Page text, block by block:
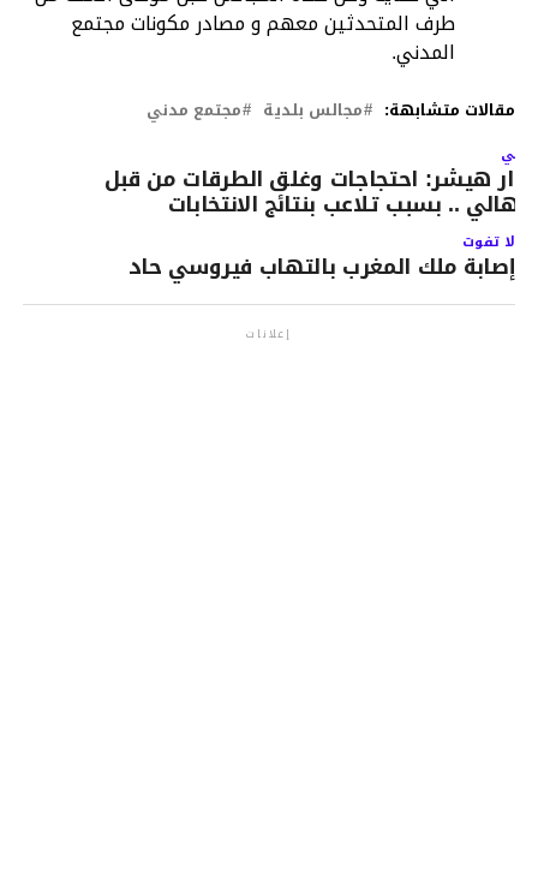
طرف المتحدثين معهم و مصادر مكونات مجتمع
المدني.
مقالات متشابهة: مجالس بلدية مجتمع مدني
هيشر: احتجاجات وغلق الطرقات من قبل
.. بسبب تلاعب بنتائج الانتخابات
لا تفوت
إصابة ملك المغرب بالتهاب فيروسي حاد
إعلانات